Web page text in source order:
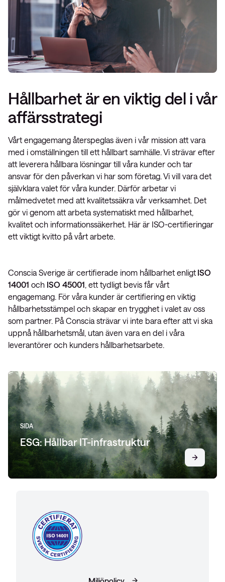
Hållbarhet är en viktig del i vår
affärsstrategi
Vårt engagemang återspeglas även i vår mission att vara
med i omställningen till ett hållbart samhälle. Vi strävar efter
att leverera hållbara lösningar till våra kunder och tar
ansvar för den påverkan vi har som företag. Vi vill vara det
självklara valet för våra kunder. Därför arbetar vi
målmedvetet med att kvalitetssäkra vår verksamhet. Det
gör vi genom att arbeta systematiskt med hållbarhet,
kvalitet och informationssäkerhet. Här är ISO-certifieringar
ett viktigt kvitto på vårt arbete.
Conscia Sverige är certifierade inom hållbarhet enligt ISO
14001 och ISO 45001, ett tydligt bevis får vårt
engagemang. För våra kunder är certifiering en viktig
hållbarhetsstämpel och skapar en trygghet i valet av oss
som partner. På Conscia strävar vi inte bara efter att vi ska
uppnå hållbarhetsmål, utan även vara en del i våra
leverantörer och kunders hållbarhetsarbete.
SIDA
ESG: Hållbar IT-infrastruktur